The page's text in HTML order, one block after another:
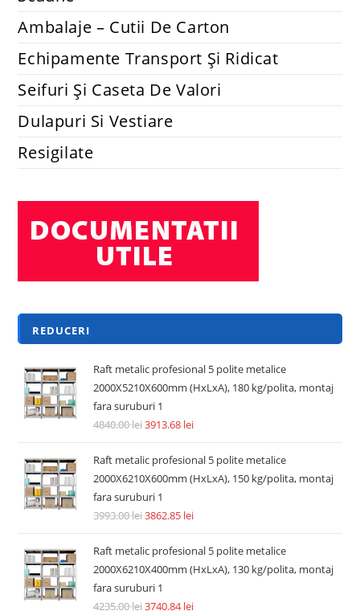
Ambalaje – Cutii De Carton
Echipamente Transport Și Ridicat
Seifuri Și Caseta De Valori
Dulapuri Si Vestiare
Resigilate
REDUCERI
Raft metalic profesional 5 polite metalice
2000X5210X600mm (HxLxA), 180 kg/polita, montaj
fara suruburi 1
4840.00lei3913.68 lei
Raft metalic profesional 5 polite metalice
2000X6210X600mm (HxLxA), 150 kg/polita, montaj
fara suruburi 1
3993.00lei3862.85 lei
Raft metalic profesional 5 polite metalice
2000X6210X400mm (HxLxA), 130 kg/polita, montaj
fara suruburi 1
4235.00lei3740.84lei